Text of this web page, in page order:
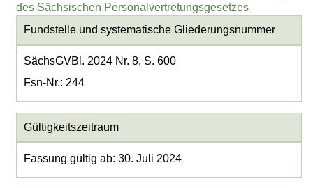
des Sächsischen Personalvertretungsgesetzes
Fundstelle und systematische Gliederungsnummer
SächsGVBl. 2024 Nr. 8, S. 600
Fsn-Nr.: 244
Gültigkeitszeitraum
Fassung gültig ab: 30. Juli 2024